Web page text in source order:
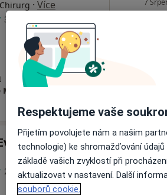
· Více
31 názorů
Síla Jan
7
Spáčilová
22 názorů
7
Respektujeme vaše
Přijetím povolujete nám a našim
technologie) ke shromažďování
základě vašich zvyklostí při
aktualizovat v nastavení. Další
souborů cookie.